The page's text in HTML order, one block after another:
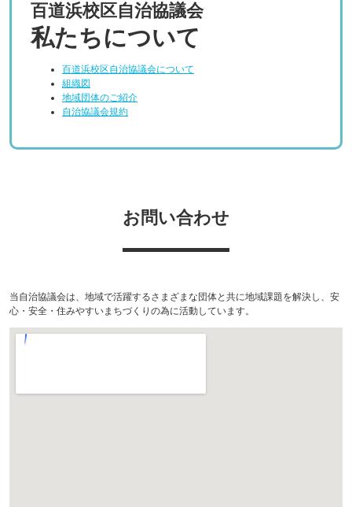
百道浜校区自治協議会
私たちについて
百道浜校区自治協議会について
組織図
地域団体のご紹介
自治協議会規約
お問い合わせ
当自治協議会は、地域で活躍するさまざまな団体と共に地域課題を解決し、安
心・安全・住みやすいまちづくりの為に活動しています。